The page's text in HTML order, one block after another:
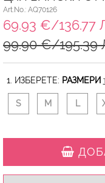
Art.No.: AQ70126
69.93 €/136.77
99.90 €/195.39
1. ИЗБЕРЕТЕ: РАЗМЕРИ
S M L